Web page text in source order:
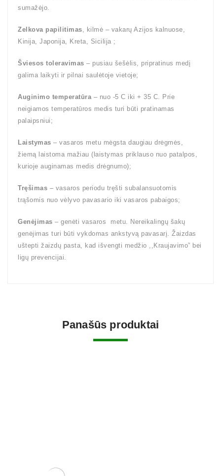
sumažėjo.
Zelkova papilitimas, kilmė – vakarų Azijos kalnuose,
Kinija, Japonija, Kreta, Sicilija ;
Šviesos toleravimas – pusiau šešėlis, pripratinus medį
galima laikyti ir pilnai saulėtoje vietoje;
Auginimo temperatūra– nuo -5 C iki + 35 C. Prie
neigiamos temperatūros medis turi būti pratinamas
palaipsniui;
Laistymas – vasaros metu mėgsta daugiau drėgmės,
žiemą laistoma mažiau (laistymas priklauso nuo patalpos,
kurioje auginamas medis drėgnumo);
Tręšimas – vasaros periodu tręšti subalansuotomis
trąšomis nuo vėlyvo pavasario iki vasaros pabaigos;
Genėjimas – genėti vasaros metu. Nereikalingų šakų
genėjimas turi būti vykdomas ankstyvą pavasarį. Žaizdas
uštepti žaizdų pasta, kad išvengti medžio ,,Kraujavimo” bei
ligų prevencijai.
Panašūs produktai